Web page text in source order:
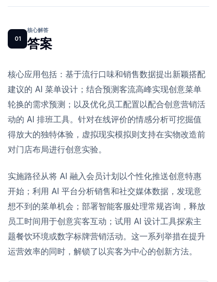
01
核心解答
答案
核心应用包括：基于流行口味和销售数据提出新颖搭配
建议的 AI 菜单设计；结合预测客流高峰实现创意菜单
轮换的需求预测；以及优化员工配置以配合创意营销活
动的 AI 排班工具。针对在线评价的情感分析可挖掘值
得放大的独特体验，虚拟现实模拟则支持在实物改造前
对门店布局进行创意实验。
实施路径从将 AI 融入会员计划以个性化推送创意特惠
开始；利用 AI 平台分析销售和社交媒体数据，发现意
想不到的菜单机会；部署智能客服处理常规咨询，释放
员工时间用于创意宾客互动；试用 AI 设计工具探索主
题餐饮环境或数字标牌营销活动。这一系列举措在提升
运营效率的同时，解锁了以宾客为中心的创新方法。